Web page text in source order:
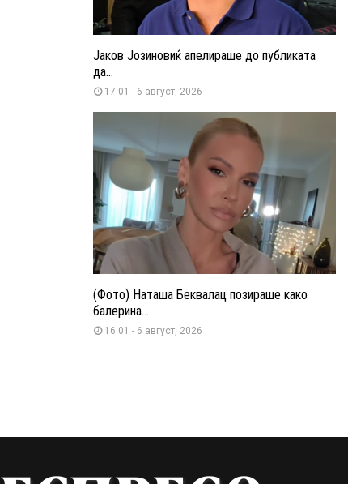
Јаков Јозиновиќ апелираше до публиката
да...
17:01 - 6 август, 2026
(Фото) Наташа Беквалац позираше како
балерина...
16:01 - 6 август, 2026